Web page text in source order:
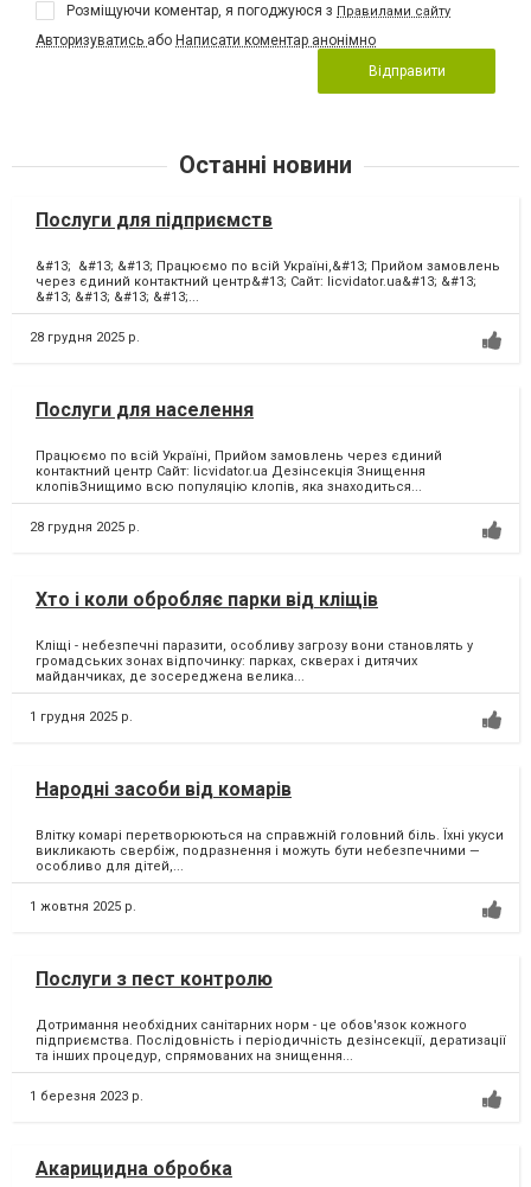
Розміщуючи коментар, я погоджуюся з Правилами сайту
Авторизуватись або Написати коментар анонімно
Відправити
Останні новини
Послуги для підприємств
&#13; &#13; &#13; Працюємо по всій Україні,&#13; Прийом замовлень
через єдиний контактний центр&#13; Сайт: licvidator.ua&#13; &#13;
&#13; &#13; &#13; &#13;...
28 грудня 2025 р.
Послуги для населення
Працюємо по всій Україні, Прийом замовлень через єдиний
контактний центр Сайт: licvidator.ua Дезінсекція Знищення
клопівЗнищимо всю популяцію клопів, яка знаходиться...
28 грудня 2025 р.
Хто і коли обробляє парки від кліщів
Кліщі - небезпечні паразити, особливу загрозу вони становлять у
громадських зонах відпочинку: парках, скверах і дитячих
майданчиках, де зосереджена велика...
1 грудня 2025 р.
Народні засоби від комарів
Влітку комарі перетворюються на справжній головний біль. Їхні укуси
викликають свербіж, подразнення і можуть бути небезпечними —
особливо для дітей,...
1 жовтня 2025 р.
Послуги з пест контролю
Дотримання необхідних санітарних норм - це обов'язок кожного
підприємства. Послідовність і періодичність дезінсекції, дератизації
та інших процедур, спрямованих на знищення...
1 березня 2023 р.
Акарицидна обробка